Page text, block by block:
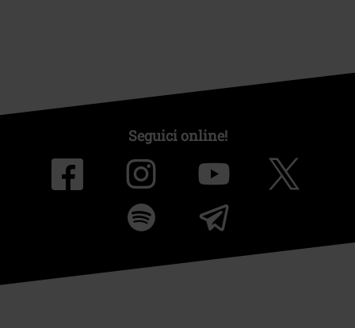
Seguici online!